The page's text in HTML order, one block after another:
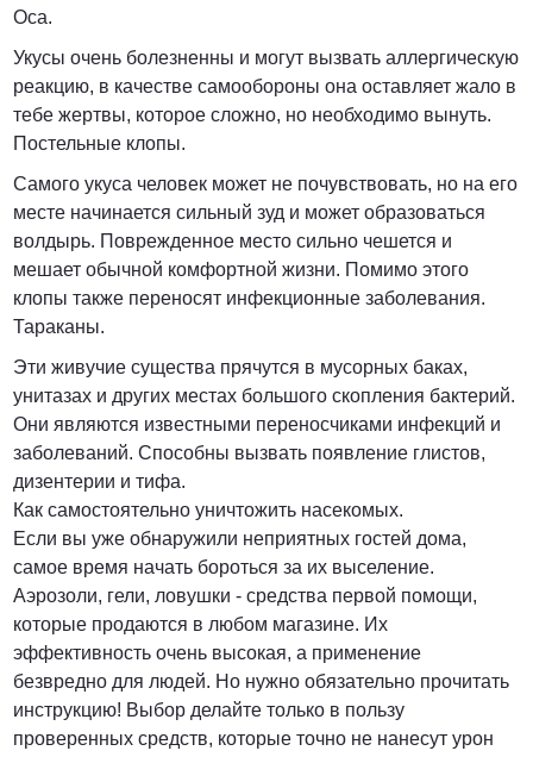
Оса.
Укусы очень болезненны и могут вызвать аллергическую
реакцию, в качестве самообороны она оставляет жало в
тебе жертвы, которое сложно, но необходимо вынуть.
Постельные клопы.
Самого укуса человек может не почувствовать, но на его
месте начинается сильный зуд и может образоваться
волдырь. Поврежденное место сильно чешется и
мешает обычной комфортной жизни. Помимо этого
клопы также переносят инфекционные заболевания.
Тараканы.
Эти живучие существа прячутся в мусорных баках,
унитазах и других местах большого скопления бактерий.
Они являются известными переносчиками инфекций и
заболеваний. Способны вызвать появление глистов,
дизентерии и тифа.
Как самостоятельно уничтожить насекомых.
Если вы уже обнаружили неприятных гостей дома,
самое время начать бороться за их выселение.
Аэрозоли, гели, ловушки - средства первой помощи,
которые продаются в любом магазине. Их
эффективность очень высокая, а применение
безвредно для людей. Но нужно обязательно прочитать
инструкцию! Выбор делайте только в пользу
проверенных средств, которые точно не нанесут урон